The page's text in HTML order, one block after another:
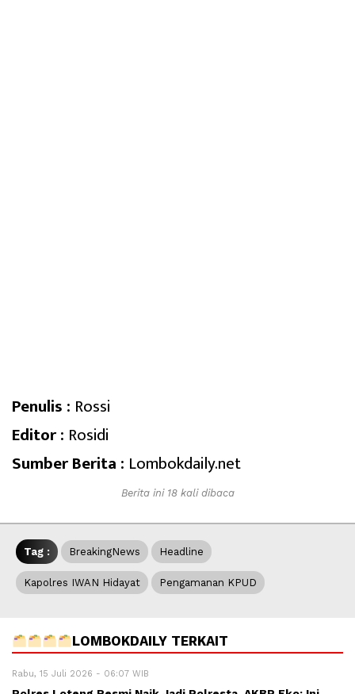
Penulis : Rossi
Editor : Rosidi
Sumber Berita : Lombokdaily.net
Berita ini 18 kali dibaca
Tag : BreakingNews Headline
Kapolres IWAN Hidayat Pengamanan KPUD
LOMBOKDAILY TERKAIT
Rabu, 15 Juli 2026 - 06:07 WIB